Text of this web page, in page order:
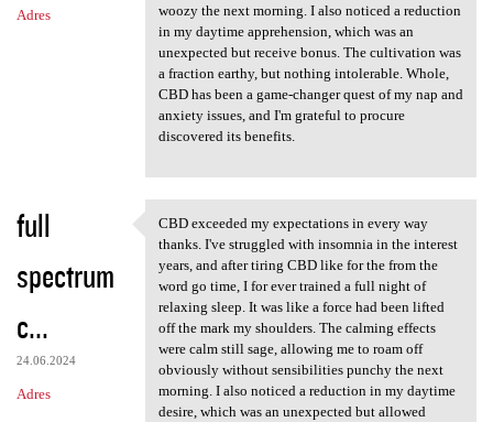
Adres
woozy the next morning. I also noticed a reduction
in my daytime apprehension, which was an
unexpected but receive bonus. The cultivation was
a fraction earthy, but nothing intolerable. Whole,
CBD has been a game-changer quest of my nap and
anxiety issues, and I'm grateful to procure
discovered its benefits.
full
spectrum
c...
24.06.2024
Adres
CBD exceeded my expectations
CBD exceeded my expectations in every way
thanks. I've struggled with insomnia in the interest
years, and after tiring CBD like for the from the
word go time, I for ever trained a full night of
relaxing sleep. It was like a force had been lifted
off the mark my shoulders. The calming effects
were calm still sage, allowing me to roam off
obviously without sensibilities punchy the next
morning. I also noticed a reduction in my daytime
desire, which was an unexpected but allowed